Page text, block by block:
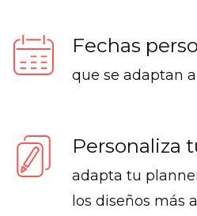
Fechas
que se adaptan
Personaliza
adapta tu
los diseños más